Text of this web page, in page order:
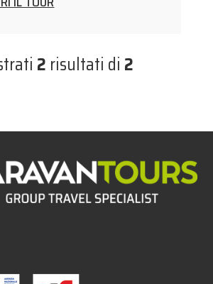
2 risultati di 2